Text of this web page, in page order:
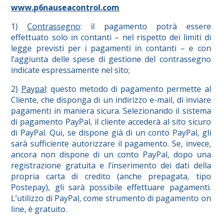
www.p6nauseacontrol.com
1) Contrassegno: il pagamento potrà essere
effettuato solo in contanti – nel rispetto dei limiti di
legge previsti per i pagamenti in contanti – e con
l’aggiunta delle spese di gestione del contrassegno
indicate espressamente nel sito;
2) Paypal: questo metodo di pagamento permette al
Cliente, che disponga di un indirizzo e-mail, di inviare
pagamenti in maniera sicura. Selezionando il sistema
di pagamento PayPal, il cliente accederà al sito sicuro
di PayPal. Qui, se dispone già di un conto PayPal, gli
sarà sufficiente autorizzare il pagamento. Se, invece,
ancora non dispone di un conto PayPal, dopo una
registrazione gratuita e l’inserimento dei dati della
propria carta di credito (anche prepagata, tipo
Postepay), gli sarà possibile effettuare pagamenti.
L’utilizzo di PayPal, come strumento di pagamento on
line, è gratuito.